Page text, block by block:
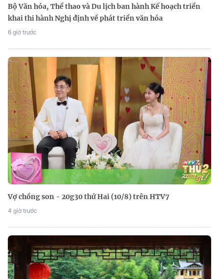
Bộ Văn hóa, Thể thao và Du lịch ban hành Kế hoạch triển
khai thi hành Nghị định về phát triển văn hóa
6 giờ trước
Vợ chồng son - 20g30 thứ Hai (10/8) trên HTV7
4 giờ trước